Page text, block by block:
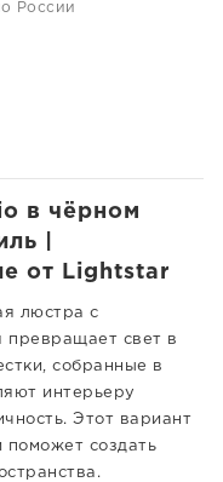
России
в чёрном
|
от Lightstar
люстра с
превращает свет в
собранные в
интерьеру
Этот вариант
поможет создать